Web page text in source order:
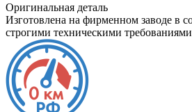
Оригинальная деталь
Изготовлена на фирменном заводе в
строгими техническими